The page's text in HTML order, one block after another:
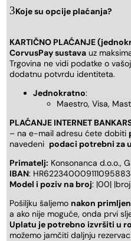
Koje su opcije plaćanja?
KARTIČNO PLAĆANJE
CorvusPay sustava uz
Trgovina ne vidi podatke o
dodatnu potvrdu identiteta.
Jednokratno:
Maestro, Visa,
PLAĆANJE INTERNET
– na e-mail adresu ćete dobiti
navedeni podaci potrebni za
Primatelj: Konsonanca d.o.o.,
IBAN:
Model i poziv na broj: |00|
Pošiljku šaljemo nakon
a ako nije moguće, onda prvi
Uplatu je potrebno izvršiti u
možemo jamčiti daljnju